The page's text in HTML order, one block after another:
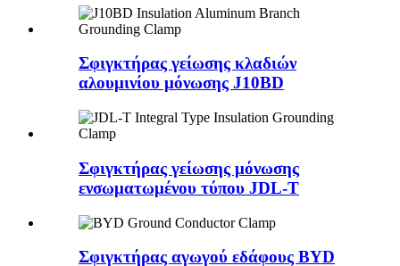
Σφιγκτήρας γείωσης κλαδιών
αλουμινίου μόνωσης J10BD
Σφιγκτήρας γείωσης μόνωσης
ενσωματωμένου τύπου JDL-T
Σφιγκτήρας αγωγού εδάφους BYD